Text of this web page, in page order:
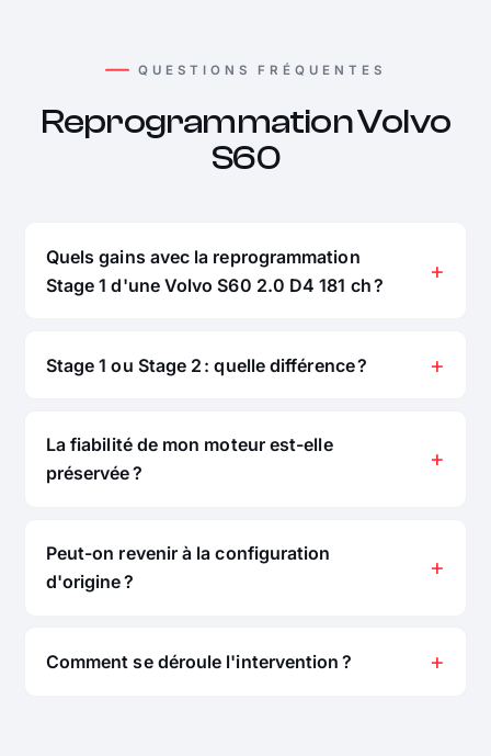
QUESTIONS FRÉQUENTES
Reprogrammation Volvo
S60
Quels gains avec la reprogrammation
Stage 1 d'une Volvo S60 2.0 D4 181 ch ?
Stage 1 ou Stage 2 : quelle différence ?
La fiabilité de mon moteur est-elle
préservée ?
Peut-on revenir à la configuration
d'origine ?
Comment se déroule l'intervention ?